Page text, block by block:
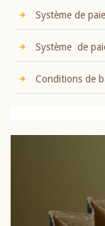
Système de
Système de
Conditions de